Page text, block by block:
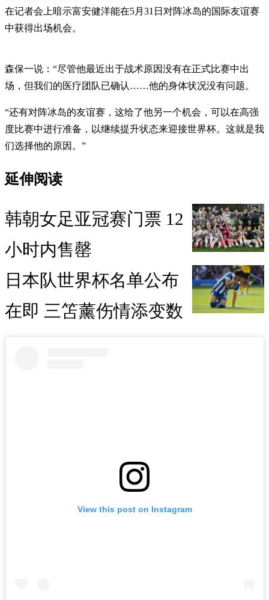
在记者会上暗示富安健洋能在5月31日对阵冰岛的国际友谊赛
中获得出场机会。
森保一说：“尽管他最近出于战术原因没有在正式比赛中出
场，但我们的医疗团队已确认……他的身体状况没有问题。
“还有对阵冰岛的友谊赛，这给了他另一个机会，可以在高强
度比赛中进行准备，以继续提升状态来迎接世界杯。这就是我
们选择他的原因。”
延伸阅读
韩朝女足亚冠赛门票 12
小时内售罄
日本队世界杯名单公布
在即 三笘薰伤情添变数
View this post on Instagram